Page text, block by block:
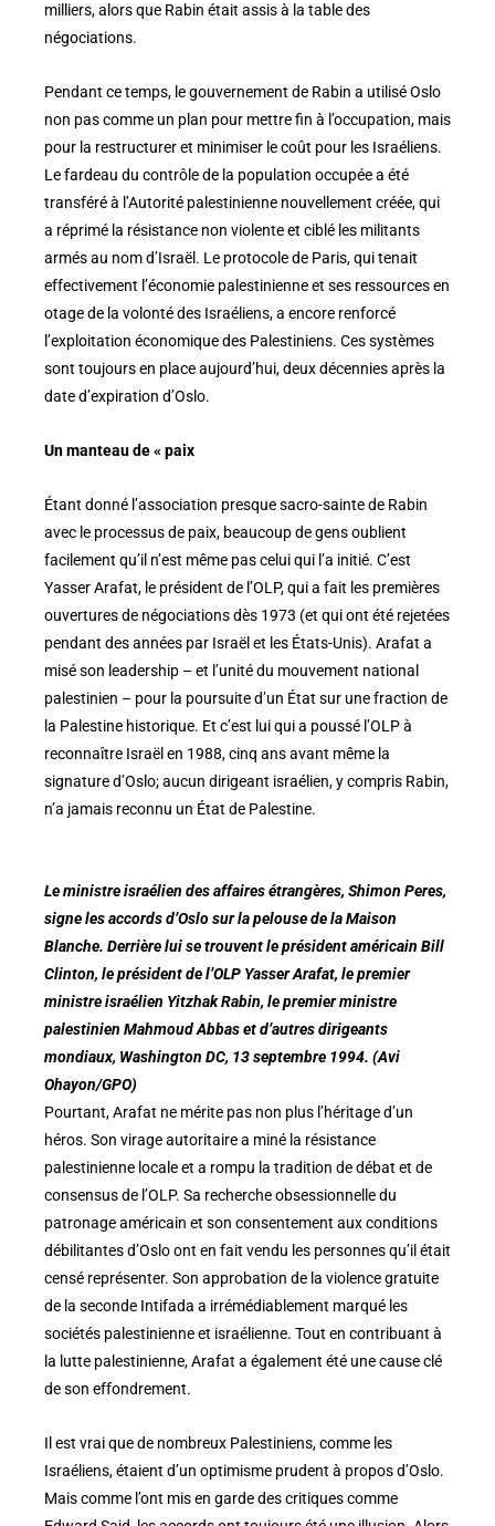
milliers, alors que Rabin était assis à la table des
négociations.
Pendant ce temps, le gouvernement de Rabin a utilisé Oslo
non pas comme un plan pour mettre fin à l’occupation, mais
pour la restructurer et minimiser le coût pour les Israéliens.
Le fardeau du contrôle de la population occupée a été
transféré à l’Autorité palestinienne nouvellement créée, qui
a réprimé la résistance non violente et ciblé les militants
armés au nom d’Israël. Le protocole de Paris, qui tenait
effectivement l’économie palestinienne et ses ressources en
otage de la volonté des Israéliens, a encore renforcé
l’exploitation économique des Palestiniens. Ces systèmes
sont toujours en place aujourd’hui, deux décennies après la
date d’expiration d’Oslo.
Un manteau de « paix
Étant donné l’association presque sacro-sainte de Rabin
avec le processus de paix, beaucoup de gens oublient
facilement qu’il n’est même pas celui qui l’a initié. C’est
Yasser Arafat, le président de l’OLP, qui a fait les premières
ouvertures de négociations dès 1973 (et qui ont été rejetées
pendant des années par Israël et les États-Unis). Arafat a
misé son leadership – et l’unité du mouvement national
palestinien – pour la poursuite d’un État sur une fraction de
la Palestine historique. Et c’est lui qui a poussé l’OLP à
reconnaître Israël en 1988, cinq ans avant même la
signature d’Oslo; aucun dirigeant israélien, y compris Rabin,
n’a jamais reconnu un État de Palestine.
Le ministre israélien des affaires étrangères, Shimon Peres,
signe les accords d’Oslo sur la pelouse de la Maison
Blanche. Derrière lui se trouvent le président américain Bill
Clinton, le président de l’OLP Yasser Arafat, le premier
ministre israélien Yitzhak Rabin, le premier ministre
palestinien Mahmoud Abbas et d’autres dirigeants
mondiaux, Washington DC, 13 septembre 1994. (Avi
Ohayon/GPO)
Pourtant, Arafat ne mérite pas non plus l’héritage d’un
héros. Son virage autoritaire a miné la résistance
palestinienne locale et a rompu la tradition de débat et de
consensus de l’OLP. Sa recherche obsessionnelle du
patronage américain et son consentement aux conditions
débilitantes d’Oslo ont en fait vendu les personnes qu’il était
censé représenter. Son approbation de la violence gratuite
de la seconde Intifada a irrémédiablement marqué les
sociétés palestinienne et israélienne. Tout en contribuant à
la lutte palestinienne, Arafat a également été une cause clé
de son effondrement.
Il est vrai que de nombreux Palestiniens, comme les
Israéliens, étaient d’un optimisme prudent à propos d’Oslo.
Mais comme l’ont mis en garde des critiques comme